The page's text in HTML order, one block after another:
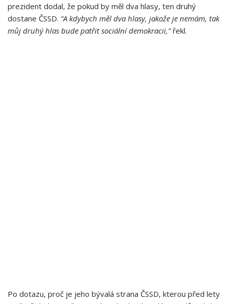
prezident dodal, že pokud by měl dva hlasy, ten druhý
dostane ČSSD. “A kdybych měl dva hlasy, jakože je nemám, tak
můj druhý hlas bude patřit sociální demokracii,”řekl.
Po dotazu, proč je jeho bývalá strana ČSSD, kterou před lety